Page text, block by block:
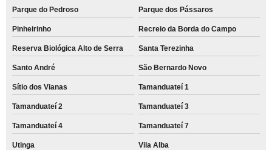
Parque do Pedroso Parque dos Pássaros
Pinheirinho Recreio da Borda do Campo
Reserva Biológica Alto de Serra Santa Terezinha
Santo André São Bernardo Novo
Sítio dos Vianas Tamanduateí 1
Tamanduateí 2 Tamanduateí 3
Tamanduateí 4 Tamanduateí 7
Utinga Vila Alba